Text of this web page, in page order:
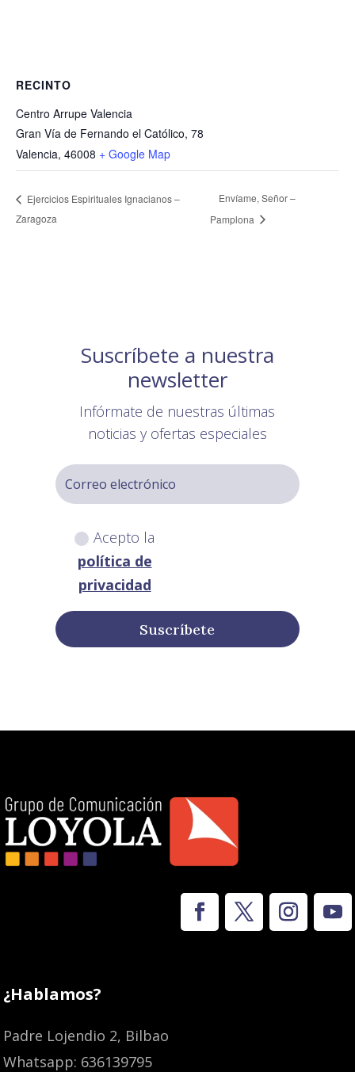
RECINTO
Centro Arrupe Valencia
Gran Vía de Fernando el Católico, 78
Valencia, 46008 + Google Map
Ejercicios Espirituales Ignacianos –
Zaragoza
Envíame, Señor –
Pamplona
Suscríbete a nuestra
newsletter
Infórmate de nuestras últimas
noticias y ofertas especiales
Acepto la
política de
privacidad
Suscríbete
¿Hablamos?
Padre Lojendio 2, Bilbao
Whatsapp: 636139795